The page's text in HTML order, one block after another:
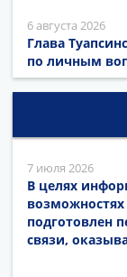
6 августа 2026
Глава
по личным
7 июля 2026
В целях
подготовлен
связи,